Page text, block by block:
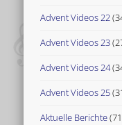
Advent Videos 22
Advent Videos 23
Advent Videos 24
Advent Videos 25
Aktuelle Berichte